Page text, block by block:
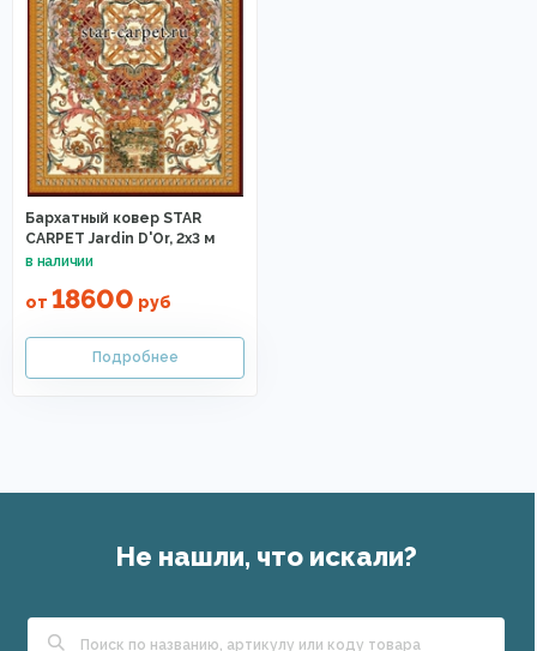
Бархатный ковер STAR
CARPET Jardin D'Or, 2x3 м
от 18600 руб
Не нашли, что искали?